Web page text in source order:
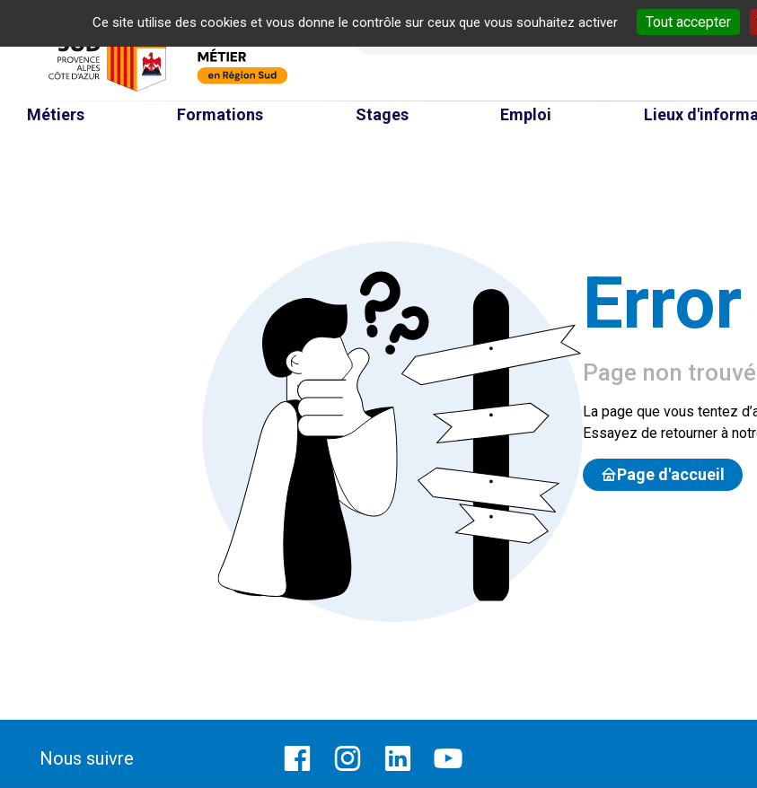
Ce site utilise des cookies et vous donne le contrôle sur ceux que vous souhaitez activer Tout accepter
Métiers Formations Stages Emploi Lieux
Page non
La page que vous tentez
Essayez de retourner à
Page d'accueil
Nous suivre